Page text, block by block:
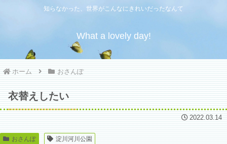
知らなかった、世界がこんなにきれいだったなんて
What a lovely day!
ホーム おさんぽ
衣替えしたい
2022.03.14
おさんぽ 淀川河川公園